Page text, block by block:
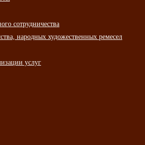
сотрудничества
народных художественных ремесел
услуг